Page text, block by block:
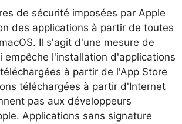
de sécurité imposées par Apple
des applications à partir de toutes
Il s'agit d'une mesure de
empêche l'installation d'applications
à partir de l'App Store
téléchargées à partir d'Internet
pas aux développeurs
Applications sans signature